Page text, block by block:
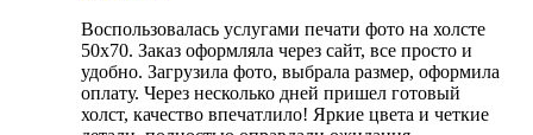
Воспользовалась услугами печати фото на холсте
50х70. Заказ оформляла через сайт, все просто и
удобно. Загрузила фото, выбрала размер, оформила
оплату. Через несколько дней пришел готовый
холст, качество впечатлило! Яркие цвета и четкие